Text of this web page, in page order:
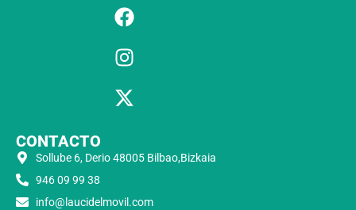
CONTACTO
Sollube 6, Derio 48005 Bilbao,Bizkaia
946 09 99 38
info@laucidelmovil.com